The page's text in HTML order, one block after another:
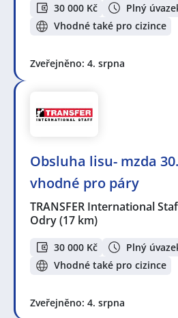
30 000 Kč
Plný
Vhodné také pro cizince
Zveřejněno: 4. srpna
Obsluha lisu- mzda
vhodné pro páry
TRANSFER International
Odry(17 km)
30 000 Kč
Plný
Vhodné také pro cizince
Zveřejněno: 4. srpna